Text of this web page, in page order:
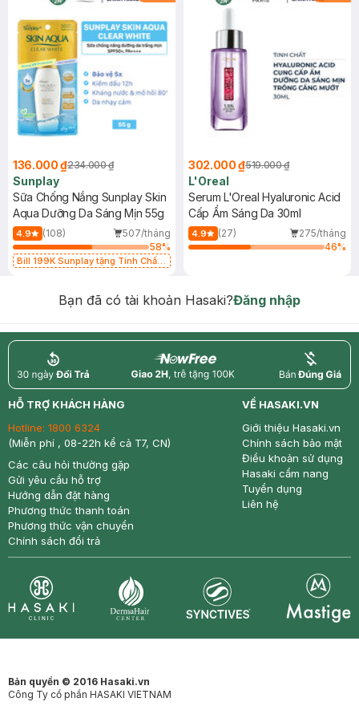
136.000 ₫234.000 ₫
Sunplay
Sữa Chống Nắng Sunplay Skin
Aqua Dưỡng Da Sáng Mịn 55g
4.9 (108)
507/tháng
58%
Bill 199K Sunplay tặng Tinh Chất
302.000 ₫519.000 ₫
L'Oreal
Serum L'Oreal Hyaluronic Acid
Cấp Ẩm Sáng Da 30ml
4.9 (27)
275/tháng
46%
Bạn đã có tài khoản Hasaki?Đăng nhập
return nowfree price
HỖ TRỢ KHÁCH HÀNG
Hotline: 1800 6324
(Miễn phí , 08-22h kể cả T7, CN)
Các câu hỏi thường gặp
Gửi yêu cầu hỗ trợ
Hướng dẫn đặt hàng
Phương thức thanh toán
Phương thức vận chuyển
Chính sách đổi trả
VỀ HASAKI.VN
Giới thiệu Hasaki.vn
Chính sách bảo mật
Điều khoản sử dụng
Hasaki cẩm nang
Tuyển dụng
Liên hệ
Bản quyền © 2016 Hasaki.vn
Công Ty cổ phần HASAKI VIETNAM